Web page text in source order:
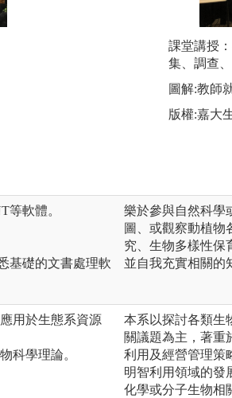
實作實習
圖解:台灣原生杜
課堂講授
集、調查
圖解:教師
版權:嘉大
等軟體。
基礎的文書處理軟
樂於參與自然科學
圖、或觀察動植物
究、生物多樣性保
並自我充實相關的
用於生態系資源
科學理論。
本系以探討各類生
關議題為主，著重
利用及經營管理策
明智利用領域的發
化學或分子生物相